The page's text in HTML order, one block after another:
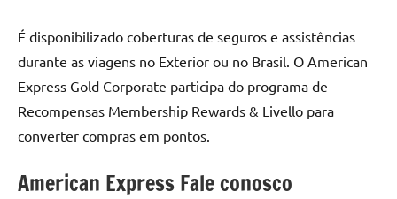
É disponibilizado coberturas de seguros e assistências
durante as viagens no Exterior ou no Brasil. O American
Express Gold Corporate participa do programa de
Recompensas Membership Rewards & Livello para
converter compras em pontos.
American Express Fale conosco